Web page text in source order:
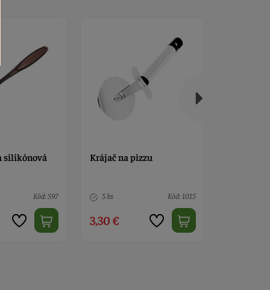
silikónová
Kód: 597
Krájač na pizzu
5 ks Kód: 1015
3,30 €